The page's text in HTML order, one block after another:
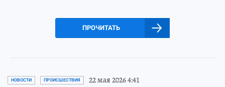
ПРОЧИТАТЬ
НОВОСТИ ПРОИСШЕСТВИЯ 22 мая 2026 4:41